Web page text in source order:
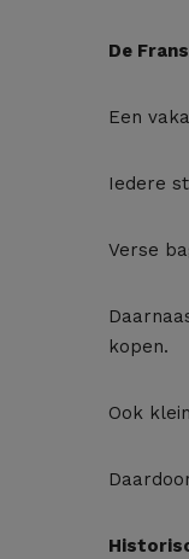
De
Een
Iedere
Verse
kopen.
Ook